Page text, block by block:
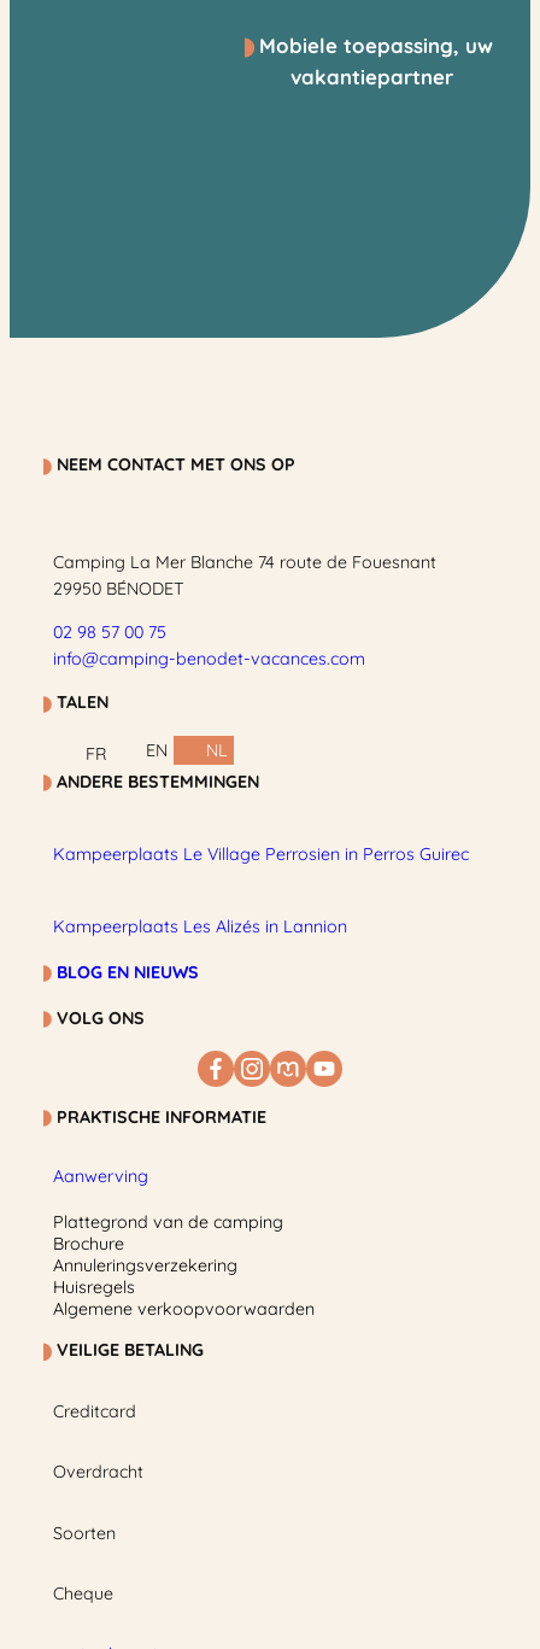
Mobiele toepassing, uw
vakantiepartner
NEEM CONTACT MET ONS OP
Camping La Mer Blanche 74 route de Fouesnant
29950 BÉNODET
02 98 57 00 75
info@camping-benodet-vacances.com
TALEN
FR EN
NL
ANDERE BESTEMMINGEN
Kampeerplaats Le Village Perrosien in Perros Guirec
Kampeerplaats Les Alizés in Lannion
BLOG EN NIEUWS
VOLG ONS
PRAKTISCHE INFORMATIE
Aanwerving
Plattegrond van de camping
Brochure
Annuleringsverzekering
Huisregels
Algemene verkoopvoorwaarden
VEILIGE BETALING
Creditcard
Overdracht
Soorten
Cheque